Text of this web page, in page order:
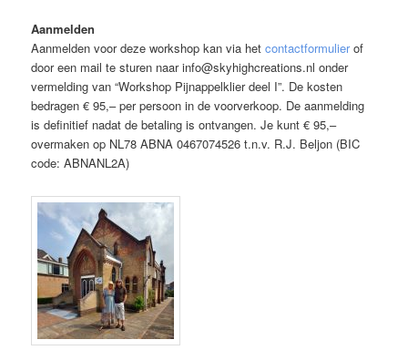
Aanmelden
Aanmelden voor deze workshop kan via hetcontactformulierof
door een mail te sturen naar info@skyhighcreations.nl onder
vermelding van “Workshop Pijnappelklier deel I”. De kosten
bedragen € 95,– per persoon in de voorverkoop. De aanmelding
is definitief nadat de betaling is ontvangen. Je kunt € 95,–
overmaken op NL78 ABNA 0467074526 t.n.v. R.J. Beljon (BIC
code: ABNANL2A)